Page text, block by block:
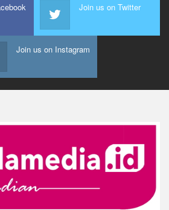
Join us on Twitter
Join us on Instagram